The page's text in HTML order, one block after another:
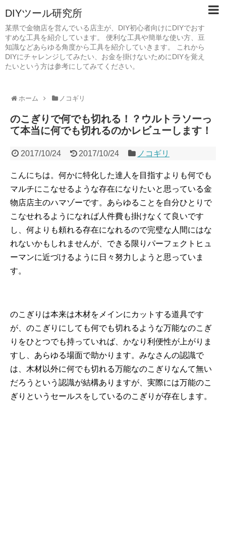
DIYツール研究所
某県で金物店を営んでいる店主が、DIY初心者向けにDIYでおす
すめな工具を紹介しています。 便利な工具や簡単な使い方、豆
知識などあらゆる角度から工具を紹介していきます。 これから
DIYにチャレンジしてみたい、お金を掛けないためにDIYを覚え
たいという方は参考にしてみてください。
ホーム ノコギリ
のこぎりで何でも切れる！？ウルトラソーっ
て本当に何でも切れるのかレビューします！
2017/10/24 2017/10/24 ノコギリ
こんにちは。何かに特化した達人を目指すよりも何でも
マルチにこなせるような存在になりたいと思っている金
物店店主のハマゾーです。あらゆることを自分ひとりで
こなせれるようになれば人件費も掛けなくて良いです
し、何よりも頼れる存在になれるので完璧な人間にはな
れないかもしれませんが、できる限りパーフェクトヒュ
ーマンに近づけるように日々努力しようと思っていま
す。
のこぎりは本来は木材をメインにカットする道具です
が、のこぎりにしても何でも切れるような万能なのこぎ
りをひとつでも持っていれば、かなり利便性が上がりま
すし、あらゆる場面で助かります。みなさんの認識で
は、木材以外に何でも切れる万能なのこぎりなんて無い
だろうという認識が結構ありますが、実際には万能のこ
ぎりというセールスをしているのこぎりが存在します。